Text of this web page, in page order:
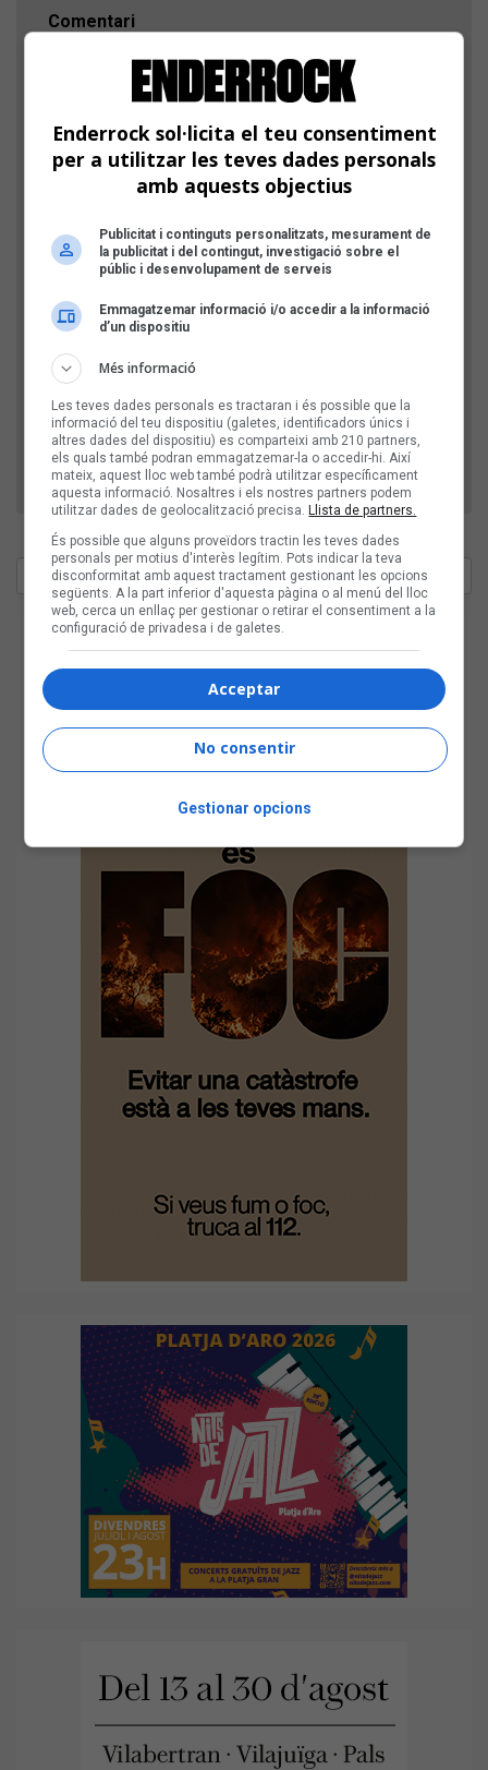
Comentari
Comprovació: escriu l'any actual, amb 4 xifres
D'aquesta manera, verifiquem que el teu comentari
no l'envia un robot publicitari.
Enderrock sol·licita el teu consentiment
per a utilitzar les teves dades personals
amb aquests objectius
Publicitat i continguts personalitzats, mesurament de
la publicitat i del contingut, investigació sobre el
públic i desenvolupament de serveis
Emmagatzemar informació i/o accedir a la informació
d’un dispositiu
Més informació
Les teves dades personals es tractaran i és possible que la
informació del teu dispositiu (galetes, identificadors únics i
altres dades del dispositiu) es comparteixi amb 210 partners,
els quals també podran emmagatzemar-la o accedir-hi. Així
mateix, aquest lloc web també podrà utilitzar específicament
aquesta informació. Nosaltres i els nostres partners podem
utilitzar dades de geolocalització precisa. Llista de partners.
És possible que alguns proveïdors tractin les teves dades
personals per motius d'interès legítim. Pots indicar la teva
disconformitat amb aquest tractament gestionant les opcions
següents. A la part inferior d'aquesta pàgina o al menú del lloc
web, cerca un enllaç per gestionar o retirar el consentiment a la
configuració de privadesa i de galetes.
Acceptar
No consentir
Gestionar opcions